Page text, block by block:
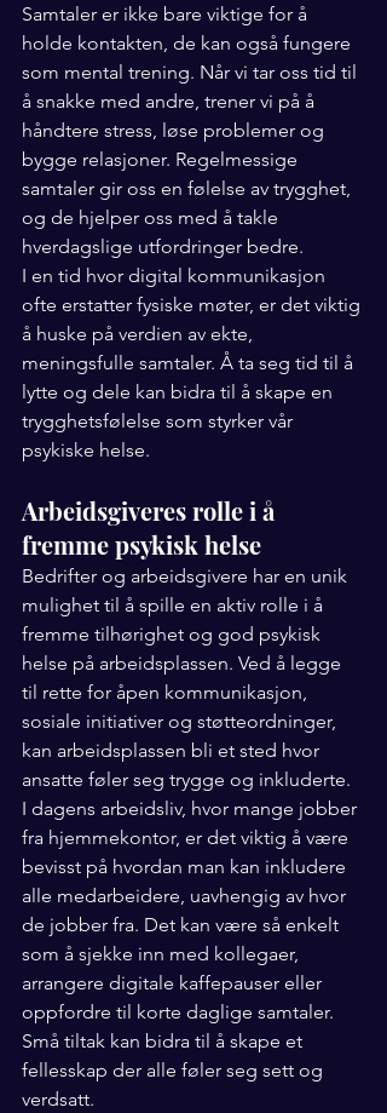
Samtaler er ikke bare viktige for å
holde kontakten, de kan også fungere
som mental trening. Når vi tar oss tid til
å snakke med andre, trener vi på å
håndtere stress, løse problemer og
bygge relasjoner. Regelmessige
samtaler gir oss en følelse av trygghet,
og de hjelper oss med å takle
hverdagslige utfordringer bedre.
I en tid hvor digital kommunikasjon
ofte erstatter fysiske møter, er det viktig
å huske på verdien av ekte,
meningsfulle samtaler. Å ta seg tid til å
lytte og dele kan bidra til å skape en
trygghetsfølelse som styrker vår
psykiske helse.
Arbeidsgiveres rolle i å
fremme psykisk helse
Bedrifter og arbeidsgivere har en unik
mulighet til å spille en aktiv rolle i å
fremme tilhørighet og god psykisk
helse på arbeidsplassen. Ved å legge
til rette for åpen kommunikasjon,
sosiale initiativer og støtteordninger,
kan arbeidsplassen bli et sted hvor
ansatte føler seg trygge og inkluderte.
I dagens arbeidsliv, hvor mange jobber
fra hjemmekontor, er det viktig å være
bevisst på hvordan man kan inkludere
alle medarbeidere, uavhengig av hvor
de jobber fra. Det kan være så enkelt
som å sjekke inn med kollegaer,
arrangere digitale kaffepauser eller
oppfordre til korte daglige samtaler.
Små tiltak kan bidra til å skape et
fellesskap der alle føler seg sett og
verdsatt.